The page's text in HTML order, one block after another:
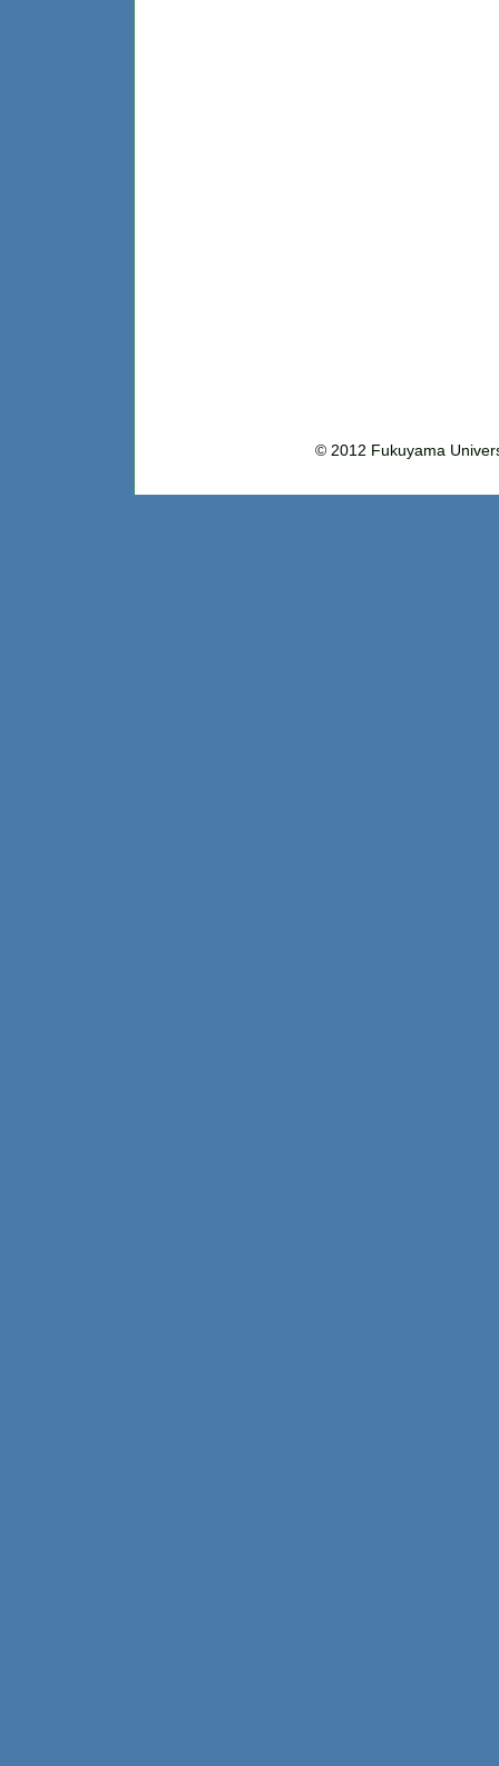
© 2012 Fukuyama